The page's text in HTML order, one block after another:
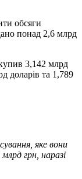
обсяги
понад 2,6 млрд
3,142 млрд
доларів та 1,789
яке вони
грн, наразі